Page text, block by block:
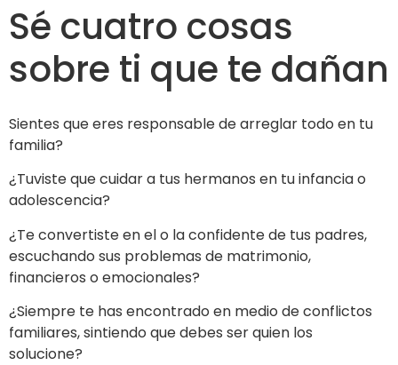
Sé cuatro cosas
sobre ti que te dañan
Sientes que eres responsable de arreglar todo en tu
familia?
¿Tuviste que cuidar a tus hermanos en tu infancia o
adolescencia?
¿Te convertiste en el o la confidente de tus padres,
escuchando sus problemas de matrimonio,
financieros o emocionales?
¿Siempre te has encontrado en medio de conflictos
familiares, sintiendo que debes ser quien los
solucione?